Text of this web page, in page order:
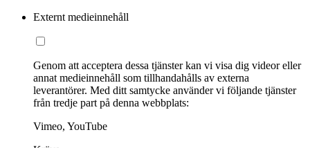
Externt medieinnehåll
Genom att acceptera dessa tjänster kan vi visa dig videor eller
annat medieinnehåll som tillhandahålls av externa
leverantörer. Med ditt samtycke använder vi följande tjänster
från tredje part på denna webbplats:
Vimeo, YouTube